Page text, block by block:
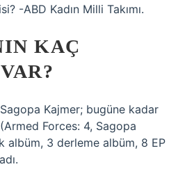
-ABD Kadın Milli Takımı.
KAÇ
Kajmer; bugüne kadar
Forces: 4, Sagopa
albüm, 3 derleme albüm, 8 EP